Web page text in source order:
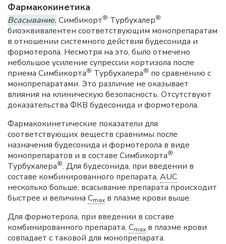
Фармакокинетика
Всасывание. Симбикорт® Турбухалер®
биоэквивалентен соответствующим монопрепаратам
в отношении системного действия будесонида и
формотерола. Несмотря на это, было отмечено
небольшое усиление супрессии кортизола после
приема Симбикорта® Турбухалера® по сравнению с
монопрепаратами. Это различие не оказывает
влияния на клиническую безопасность. Отсутствуют
доказательства ФКВ будесонида и формотерола.
Фармакокинетические показатели для
соответствующих веществ сравнимы после
назначения будесонида и формотерола в виде
монопрепаратов и в составе Симбикорта®
Турбухалера®. Для будесонида, при введении в
составе комбинированного препарата, AUC
несколько больше, всасывание препарата происходит
быстрее и величина Cmax в плазме крови выше.
Для формотерола, при введении в составе
комбинированного препарата, Cmax в плазме крови
совпадает с таковой для монопрепарата.